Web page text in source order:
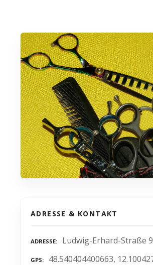
ADRESSE & KONTAKT
ADRESSE Ludwig-Erhard-Straße
GPS 48.540404400663,